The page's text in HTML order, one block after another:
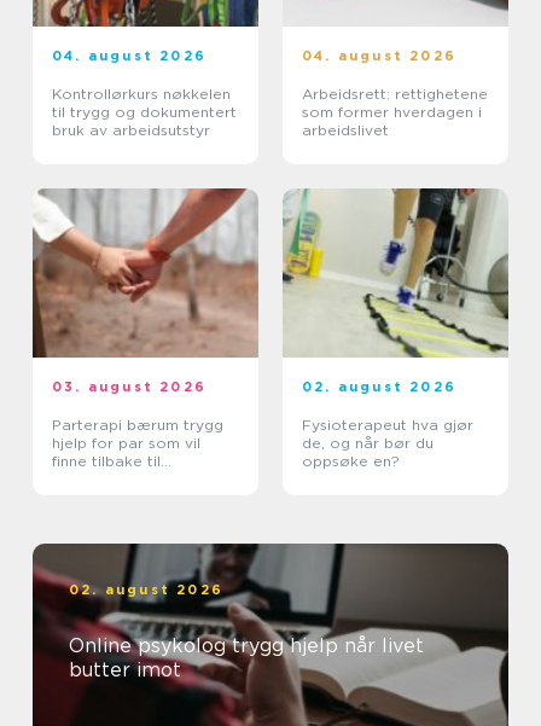
04. august 2026
Kontrollørkurs nøkkelen
til trygg og dokumentert
bruk av arbeidsutstyr
04. august 2026
Arbeidsrett: rettighetene
som former hverdagen i
arbeidslivet
03. august 2026
Parterapi bærum trygg
hjelp for par som vil
finne tilbake til
02. august 2026
Fysioterapeut hva gjør
de, og når bør du
oppsøke en?
02. august 2026
Online psykolog trygg hjelp når livet
butter imot